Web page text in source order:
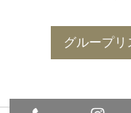
グループ